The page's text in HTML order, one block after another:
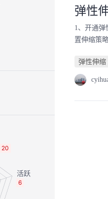
20
6
弹性
1、开通弹
置伸缩策
弹性伸缩